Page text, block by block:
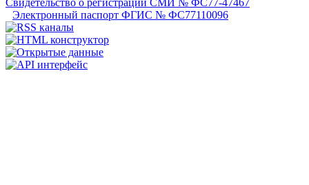
Свидетельство о регистрации СМИ № ФС77-47467
Электронный паспорт ФГИС № ФС77110096